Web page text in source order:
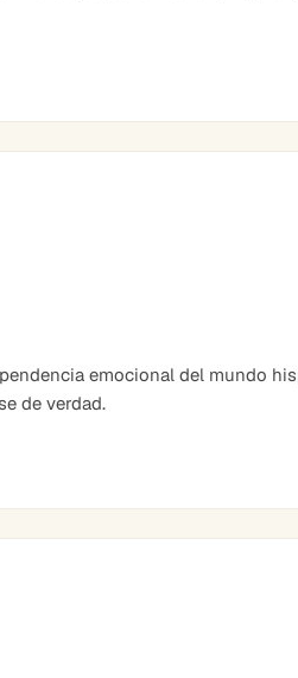
emocional del mundo
de verdad.